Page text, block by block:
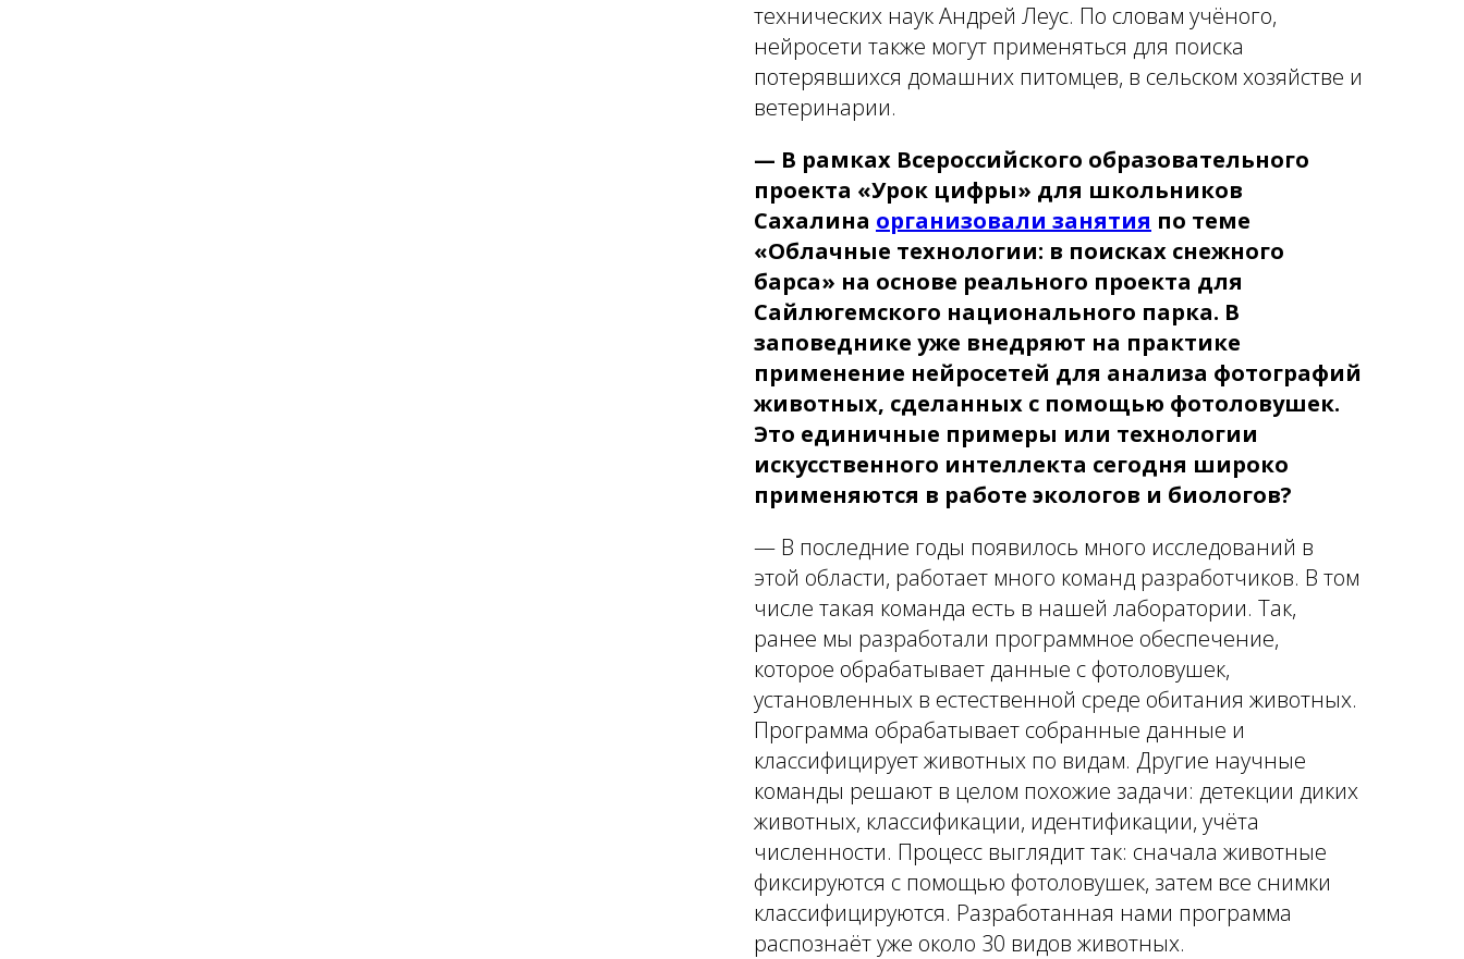
технических наук Андрей Леус. По словам учёного,
нейросети также могут применяться для поиска
потерявшихся домашних питомцев, в сельском хозяйстве и
ветеринарии.
— В рамках Всероссийского образовательного
проекта «Урок цифры» для школьников
Сахалина организовали занятия по теме
«Облачные технологии: в поисках снежного
барса» на основе реального проекта для
Сайлюгемского национального парка. В
заповеднике уже внедряют на практике
применение нейросетей для анализа фотографий
животных, сделанных с помощью фотоловушек.
Это единичные примеры или технологии
искусственного интеллекта сегодня широко
применяются в работе экологов и биологов?
— В последние годы появилось много исследований в
этой области, работает много команд разработчиков. В том
числе такая команда есть в нашей лаборатории. Так,
ранее мы разработали программное обеспечение,
которое обрабатывает данные с фотоловушек,
установленных в естественной среде обитания животных.
Программа обрабатывает собранные данные и
классифицирует животных по видам. Другие научные
команды решают в целом похожие задачи: детекции диких
животных, классификации, идентификации, учёта
численности. Процесс выглядит так: сначала животные
фиксируются с помощью фотоловушек, затем все снимки
классифицируются. Разработанная нами программа
распознаёт уже около 30 видов животных.